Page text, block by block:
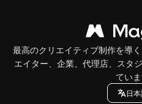
最高のクリエイティブ制作を導
エイター、企業、代理店、スタ
ていま
日